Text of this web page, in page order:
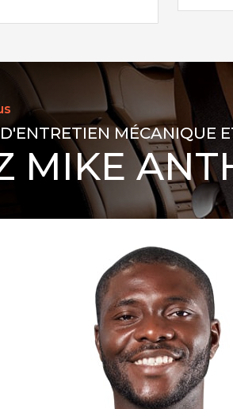
MÉCANIQUE
MIKE